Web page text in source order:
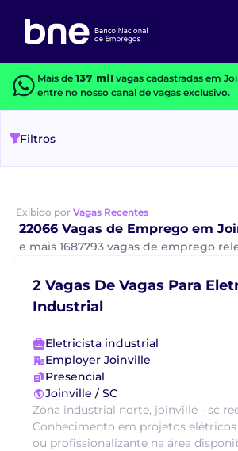
Mais de 137 milvagas cadastradas em
entre no nosso canal de vagas exclusivo.
Filtros
Exibido por Vagas Recentes
22066 Vagas de Emprego em
e mais 1687793 vagas de emprego
2 Vagas De Vagas Para
Industrial
Eletricista industrial
Employer Joinville
Presencial
Joinville / SC
Zona industrial norte, joinville - sc
Conhecimento em projetos
ou profissionalizante na área